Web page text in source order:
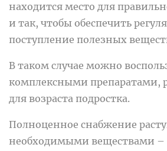
находится место для
и так, чтобы обеспечить
поступление полезных
В таком случае можно
комплексными препаратами,
для возраста подростка.
Полноценное снабжение
необходимыми веществами –